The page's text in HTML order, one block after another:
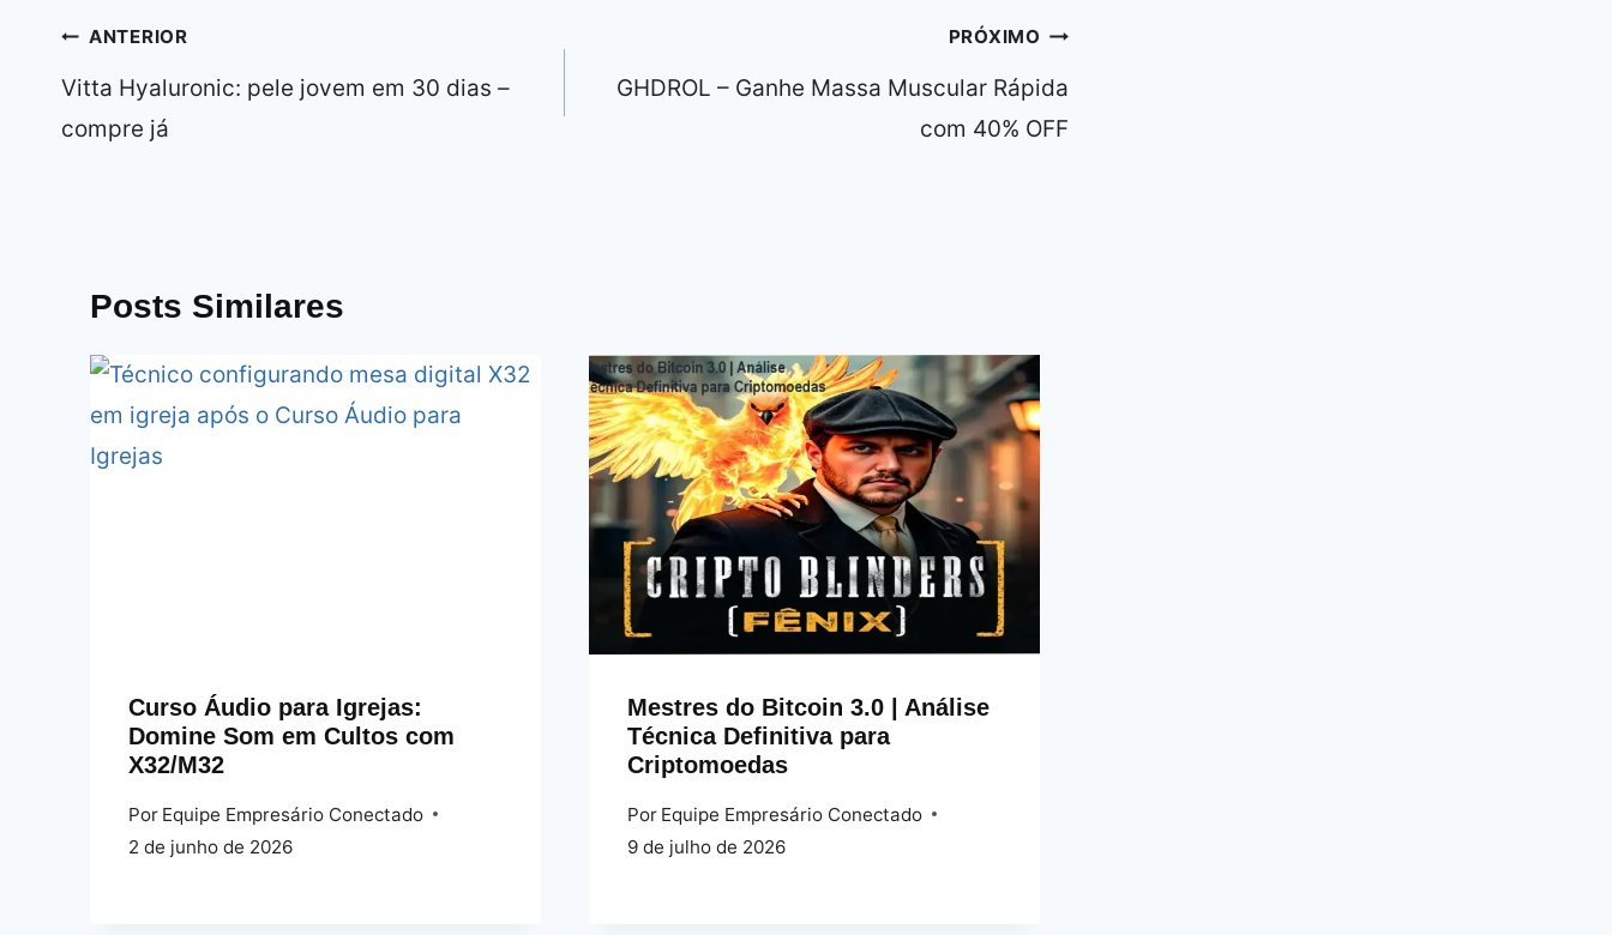
Navegação
de
Post
ANTERIOR
Vitta Hyaluronic: pele jovem em 30 dias –
compre já
PRÓXIMO
GHDROL – Ganhe Massa Muscular Rápida
com 40% OFF
Posts Similares
Curso Áudio para Igrejas:
Domine Som em Cultos com
X32/M32
Por Equipe Empresário Conectado
2 de junho de 2026
Mestres do Bitcoin 3.0 | Análise
Técnica Definitiva para
Criptomoedas
Por Equipe Empresário Conectado
9 de julho de 2026